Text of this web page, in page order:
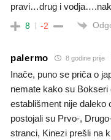
pravi…drug i
8 -2
palermo 8 godine prije
Inače, puno se priča o
nemate kako su Bokseri
establišment nije daleko
postojali su Prvo-,
stranci, Kinezi prešli na